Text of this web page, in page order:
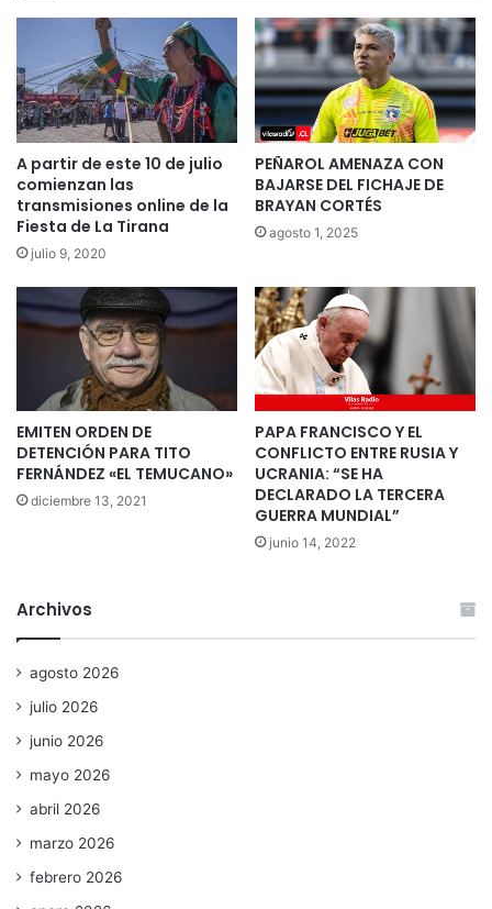
A partir de este 10 de julio
comienzan las
transmisiones online de la
Fiesta de La Tirana
julio 9, 2020
PEÑAROL AMENAZA CON
BAJARSE DEL FICHAJE DE
BRAYAN CORTÉS
agosto 1, 2025
EMITEN ORDEN DE
DETENCIÓN PARA TITO
FERNÁNDEZ «EL TEMUCANO»
diciembre 13, 2021
PAPA FRANCISCO Y EL
CONFLICTO ENTRE RUSIA Y
UCRANIA: “SE HA
DECLARADO LA TERCERA
GUERRA MUNDIAL”
junio 14, 2022
Archivos
agosto 2026
julio 2026
junio 2026
mayo 2026
abril 2026
marzo 2026
febrero 2026